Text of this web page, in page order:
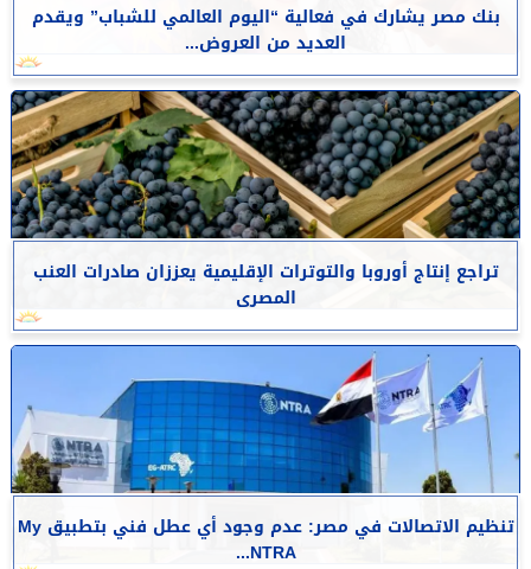
بنك مصر يشارك في فعالية “اليوم العالمي للشباب” ويقدم
العديد من العروض...
تراجع إنتاج أوروبا والتوترات الإقليمية يعززان صادرات العنب
المصرى
تنظيم الاتصالات في مصر: عدم وجود أي عطل فني بتطبيق My
NTRA...